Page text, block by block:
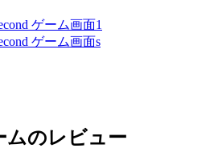
ムのレビュー